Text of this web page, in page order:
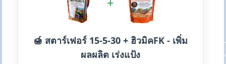
🍯 สตาร์เฟอร์ 15-5-30 + ฮิวมิคFK - เพิ่ม
ผลผลิต เร่งแป้ง